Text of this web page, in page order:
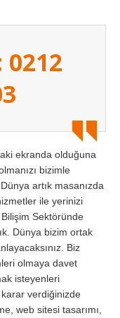
0212
ekranda olduğuna
bizimle
artık masanızda
ile yerinizi
Bilişim Sektöründe
Dünya bizim ortak
Biz
olmaya davet
isteyenleri
verdiğinizde
web sitesi tasarımı,